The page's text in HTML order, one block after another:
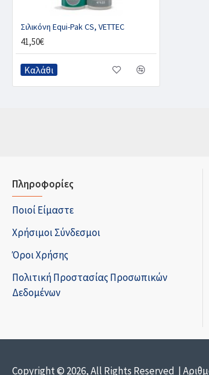
Σιλικόνη Equi-Pak CS, VETTEC
41,50€
Καλάθι
Πληροφορίες
Ποιοί Είμαστε
Χρήσιμοι Σύνδεσμοι
Όροι Χρήσης
Πολιτική Προστασίας Προσωπικών
Δεδομένων
Copyright © 2026, All Rights Reserved |